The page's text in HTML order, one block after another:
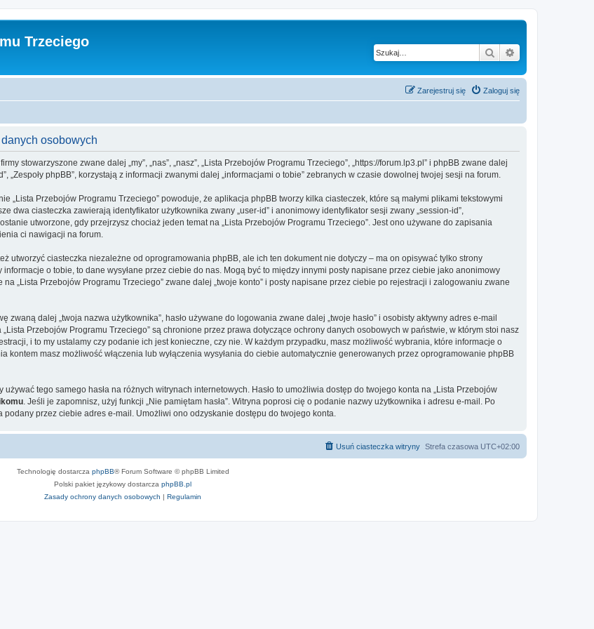
Trzeciego
Szukaj
Zaloguj się
Zarejestruj się
osobowych
stowarzyszone zwane dalej „my”, „nas”, „nasz”, „Lista Przebojów Programu Trzeciego”, „https://forum.lp3.pl” i phpBB zwane dalej
„Zespoły phpBB”, korzystają z informacji zwanymi dalej „informacjami o tobie” zebranych w czasie dowolnej twojej sesji na forum.
„Lista Przebojów Programu Trzeciego” powoduje, że aplikacja phpBB tworzy kilka ciasteczek, które są małymi plikami tekstowymi
dwa ciasteczka zawierają identyfikator użytkownika zwany „user-id” i anonimowy identyfikator sesji zwany „session-id”,
utworzone, gdy przejrzysz chociaż jeden temat na „Lista Przebojów Programu Trzeciego”. Jest ono używane do zapisania
ci nawigacji na forum.
utworzyć ciasteczka niezależne od oprogramowania phpBB, ale ich ten dokument nie dotyczy – ma on opisywać tylko strony
o tobie, to dane wysyłane przez ciebie do nas. Mogą być to między innymi posty napisane przez ciebie jako anonimowy
„Lista Przebojów Programu Trzeciego” zwane dalej „twoje konto” i posty napisane przez ciebie po rejestracji i zalogowaniu zwane
dalej „twoja nazwa użytkownika”, hasło używane do logowania zwane dalej „twoje hasło” i osobisty aktywny adres e-mail
Przebojów Programu Trzeciego” są chronione przez prawa dotyczące ochrony danych osobowych w państwie, w którym stoi nasz
i to my ustalamy czy podanie ich jest konieczne, czy nie. W każdym przypadku, masz możliwość wybrania, które informacje o
masz możliwość włączenia lub wyłączenia wysyłania do ciebie automatycznie generowanych przez oprogramowanie phpBB
tego samego hasła na różnych witrynach internetowych. Hasło to umożliwia dostęp do twojego konta na „Lista Przebojów
. Jeśli je zapomnisz, użyj funkcji „Nie pamiętam hasła”. Witryna poprosi cię o podanie nazwy użytkownika i adresu e-mail. Po
przez ciebie adres e-mail. Umożliwi ono odzyskanie dostępu do twojego konta.
Strefa czasowa UTC+02:00
Usuń ciasteczka witryny
Technologię dostarcza phpBB® Forum Software © phpBB Limited
Polski pakiet językowy dostarcza phpBB.pl
Zasady ochrony danych osobowych | Regulamin